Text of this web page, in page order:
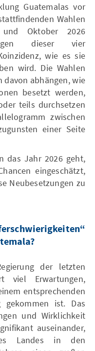
Guatemalas vor
Wahlen
Oktober 2026
dieser vier
wie es sie
wird. Die Wahlen
davon abhängen, wie
besetzt werden,
teils durchsetzen
zwischen
einer Seite
das Jahr 2026 geht,
eingeschätzt,
Neubesetzungen zu
der letzten
viel Erwartungen,
entsprechenden
ist. Das
und Wirklichkeit
auseinander,
Landes in den